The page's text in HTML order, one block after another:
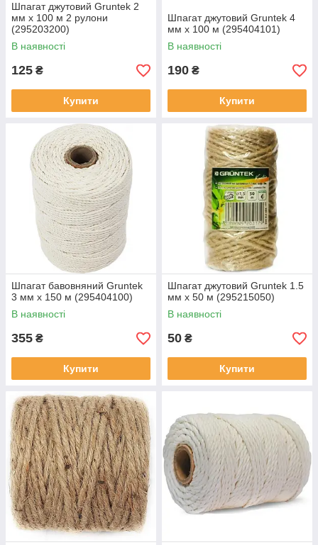
Шпагат джутовий Gruntek 2
мм x 100 м 2 рулони
(295203200)
В наявності
125 ₴
Купити
Шпагат джутовий Gruntek 4
мм х 100 м (295404101)
В наявності
190 ₴
Купити
Шпагат бавовняний Gruntek
3 мм х 150 м (295404100)
В наявності
355 ₴
Купити
Шпагат джутовий Gruntek 1.5
мм х 50 м (295215050)
В наявності
50 ₴
Купити